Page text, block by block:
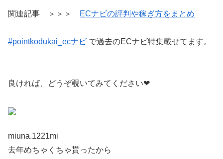
関連記事 ＞＞＞ ECナビの評判や稼ぎ方をまとめ
#pointkodukai_ecナビ で過去のECナビ特集載せてます。
良ければ、どうぞ覗いてみてください❤︎
miuna.1221mi
去年めちゃくちゃ貰ったから